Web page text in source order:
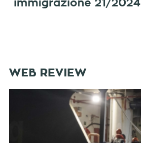
immigrazione 21/2024
WEB REVIEW